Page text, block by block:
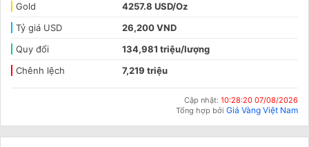
Gold
4257.8 USD/Oz
Tỷ giá USD
26,200 VND
Quy đổi
134,981 triệu/lượng
Chênh lệch
7,219 triệu
Cập nhật: 10:28:20 07/08/2026
Tổng hợp bởi Giá Vàng Việt Nam